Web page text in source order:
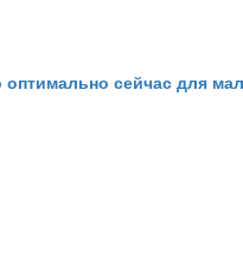
оптимально сейчас для